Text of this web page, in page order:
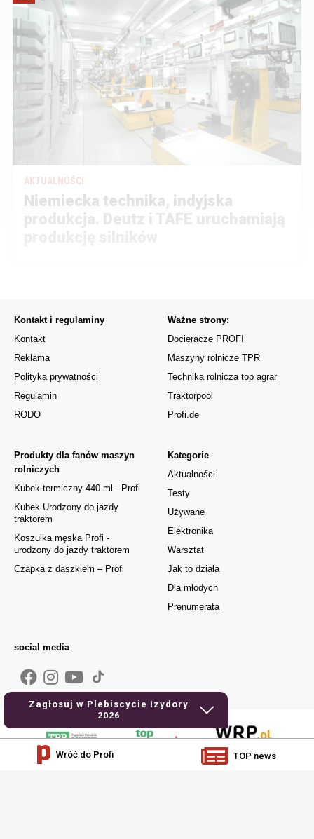
AKTUALNOŚCI
Niemiecka technika, indyjska
produkcja. Deutz i TAFE uruchamiają
Zagłosuj w Plebiscycie Izydory
2026
Kontakt i regulaminy
Kontakt
Reklama
Polityka prywatności
Regulamin
RODO
Kategorie
Aktualności
Testy
Używane
Elektronika
Warsztat
Jak to działa
Dla młodych
Prenumerata
Produkty dla fanów maszyn
rolniczych
Kubek termiczny 440 ml - Profi
Kubek Urodzony do jazdy
traktorem
Koszulka męska Profi -
urodzony do jazdy traktorem
Czapka z daszkiem – Profi
Ważne strony:
Docieracze PROFI
Maszyny rolnicze TPR
Technika rolnicza top agrar
Traktorpool
Profi.de
social media
Wróć do Profi TOP news